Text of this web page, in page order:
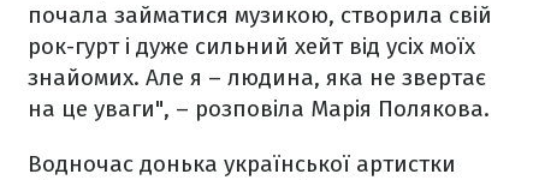
почала займатися музикою, створила свій
рок-гурт і дуже сильний хейт від усіх моїх
знайомих. Але я – людина, яка не звертає
на це уваги", – розповіла Марія Полякова.
Водночас донька української артистки